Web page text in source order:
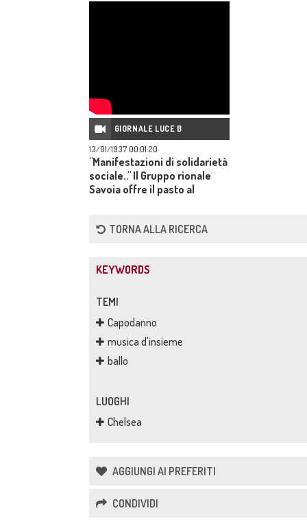
GIORNALE LUCE B
13/01/1937 00:01:20
"Manifestazioni di solidarietà
sociale.." Il Gruppo rionale
Savoia offre il pasto al
Santo Spirito offre per la
TORNA ALLA RICERCA
KEYWORDS
TEMI
Capodanno
musica d'insieme
ballo
LUOGHI
Chelsea
AGGIUNGI AI PREFERITI
CONDIVIDI